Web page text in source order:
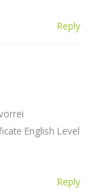
Reply
English Level
Reply